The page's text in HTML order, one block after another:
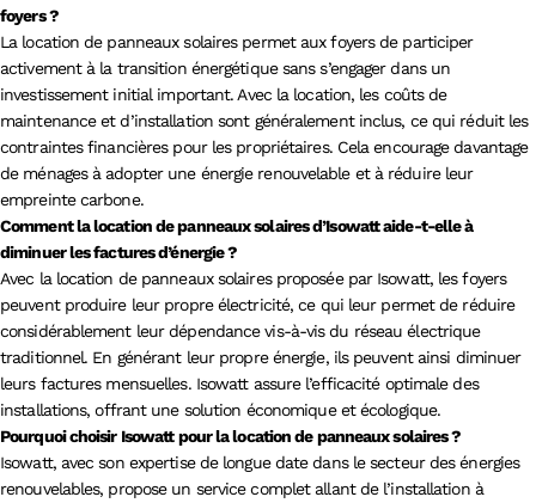
foyers ?
La location de panneaux solaires permet aux foyers de participer
activement à la transition énergétique sans s’engager dans un
investissement initial important. Avec la location, les coûts de
maintenance et d’installation sont généralement inclus, ce qui réduit les
contraintes financières pour les propriétaires. Cela encourage davantage
de ménages à adopter une énergie renouvelable et à réduire leur
empreinte carbone.
Comment la location de panneaux solaires d’Isowatt aide-t-elle à
diminuer les factures d’énergie ?
Avec la location de panneaux solaires proposée par Isowatt, les foyers
peuvent produire leur propre électricité, ce qui leur permet de réduire
considérablement leur dépendance vis-à-vis du réseau électrique
traditionnel. En générant leur propre énergie, ils peuvent ainsi diminuer
leurs factures mensuelles. Isowatt assure l’efficacité optimale des
installations, offrant une solution économique et écologique.
Pourquoi choisir Isowatt pour la location de panneaux solaires ?
Isowatt, avec son expertise de longue date dans le secteur des énergies
renouvelables, propose un service complet allant de l’installation à